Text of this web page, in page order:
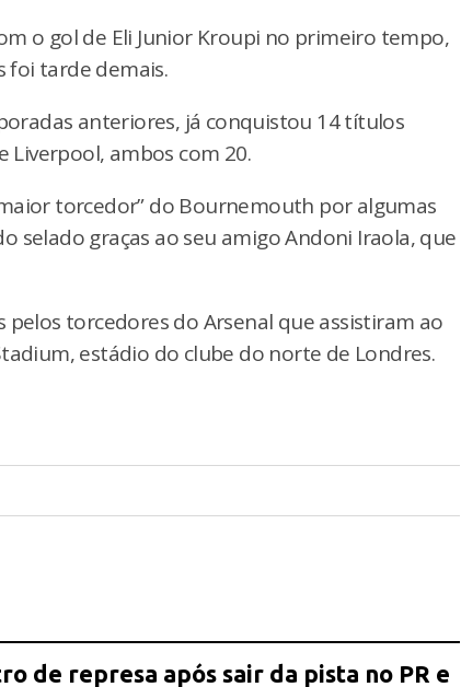
o gol de Eli Junior Kroupi no primeiro tempo,
foi tarde demais.
anteriores, já conquistou 14 títulos
Liverpool, ambos com 20.
torcedor” do Bournemouth por algumas
selado graças ao seu amigo Andoni Iraola, que
torcedores do Arsenal que assistiram ao
estádio do clube do norte de Londres.
de represa após sair da pista no PR e